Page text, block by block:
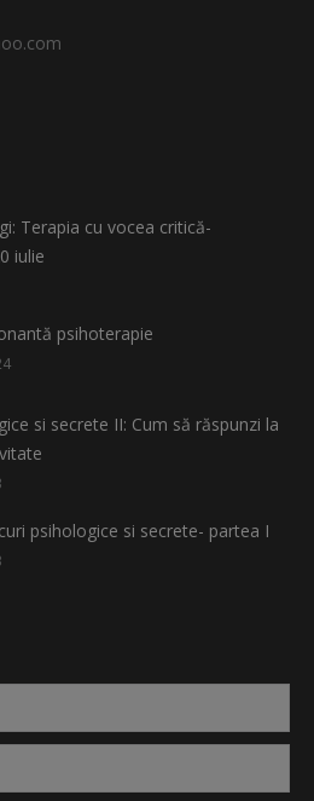
Terapia cu vocea critică-
iulie
psihoterapie
si secrete II: Cum să răspunzi la
psihologice si secrete- partea I